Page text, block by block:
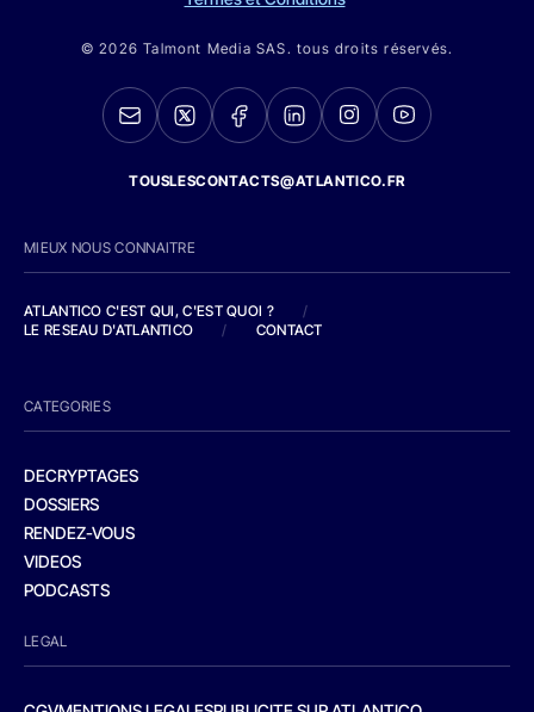
© 2026 Talmont Media SAS. tous droits réservés.
TOUSLESCONTACTS@ATLANTICO.FR
MIEUX NOUS CONNAITRE
ATLANTICO C'EST QUI, C'EST QUOI ?
/
LE RESEAU D'ATLANTICO
/ CONTACT
CATEGORIES
DECRYPTAGES
DOSSIERS
RENDEZ-VOUS
VIDEOS
PODCASTS
LEGAL